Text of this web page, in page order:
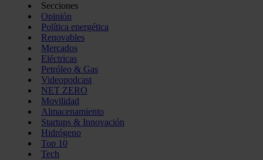
Secciones
Opinión
Política energética
Renovables
Mercados
Eléctricas
Petróleo & Gas
Videopodcast
NET ZERO
Movilidad
Almacenamiento
Startups & Innovación
Hidrógeno
Top 10
Tech